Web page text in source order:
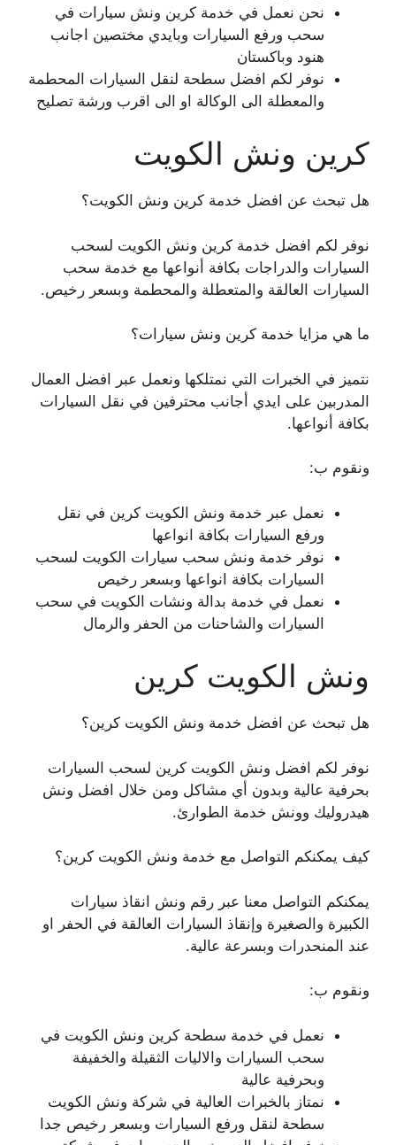
نحن نعمل في خدمة كرين ونش سيارات في
سحب ورفع السيارات وبايدي مختصين اجانب
هنود وباكستان
نوفر لكم افضل سطحة لنقل السيارات المحطمة
والمعطلة الى الوكالة او الى اقرب ورشة تصليح
كرين ونش الكويت
هل تبحث عن افضل خدمة كرين ونش الكويت؟
نوفر لكم افضل خدمة كرين ونش الكويت لسحب
السيارات والدراجات بكافة أنواعها مع خدمة سحب
السيارات العالقة والمتعطلة والمحطمة وبسعر رخيص.
ما هي مزايا خدمة كرين ونش سيارات؟
نتميز في الخبرات التي نمتلكها ونعمل عبر افضل العمال
المدربين على ايدي أجانب محترفين في نقل السيارات
بكافة أنواعها.
ونقوم ب:
نعمل عبر خدمة ونش الكويت كرين في نقل
ورفع السيارات بكافة انواعها
نوفر خدمة ونش سحب سيارات الكويت لسحب
السيارات بكافة انواعها وبسعر رخيص
نعمل في خدمة بدالة ونشات الكويت في سحب
السيارات والشاحنات من الحفر والرمال
ونش الكويت كرين
هل تبحث عن افضل خدمة ونش الكويت كرين؟
نوفر لكم افضل ونش الكويت كرين لسحب السيارات
بحرفية عالية وبدون أي مشاكل ومن خلال افضل ونش
هيدروليك وونش خدمة الطوارئ.
كيف يمكنكم التواصل مع خدمة ونش الكويت كرين؟
يمكنكم التواصل معنا عبر رقم ونش انقاذ سيارات
الكبيرة والصغيرة وإنقاذ السيارات العالقة في الحفر او
عند المنحدرات وبسرعة عالية.
ونقوم ب:
نعمل في خدمة سطحة كرين ونش الكويت في
سحب السيارات والاليات الثقيلة والخفيفة
وبحرفية عالية
نمتاز بالخبرات العالية في شركة ونش الكويت
سطحة لنقل ورفع السيارات وبسعر رخيص جدا